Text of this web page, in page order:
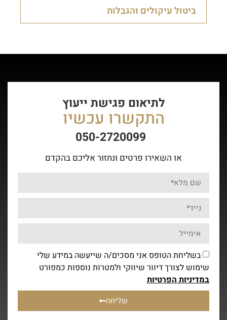
ביטול עיקולים והגבלות
לתיאום פגישת ייעוץ
התקשרו עכשיו
050-2720099
או השאירו פרטים ונחזור אליכם בהקדם
בשליחת הטופס אני מסכים/ה שייעשה במידע שלי
שימוש לצורך דיוור שיווקי ולמטרות נוספות כמפורט
במדיניות הפרטיות
שליחה